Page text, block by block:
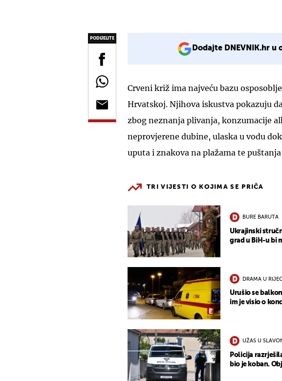
PODIJELITE
Dodajte DNEVNIK.hr
Crveni križ ima najveću bazu
Hrvatskoj. Njihova iskustva pokazuju
zbog neznanja plivanja, konzumacije
neprovjerene dubine, ulaska u vodu
uputa i znakova na plažama te
TRI VIJESTI O KOJIMA SE PRIČA
BURE BARUTA
Ukrajinski
grad u BiH-u bi
DRAMA U
Urušio se
im je visio o
UŽAS U
Policija
bio je koban.